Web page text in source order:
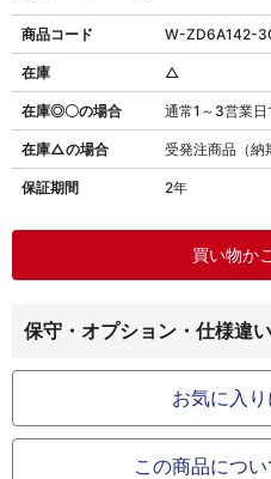
商品コード W-ZD6A142-
在庫◎〇の場合 通常1～3営業日
在庫△の場合 受発注商品（納
保証期間 2年
在庫 △
保守・オプション・仕様違
お気に入
この商品につ